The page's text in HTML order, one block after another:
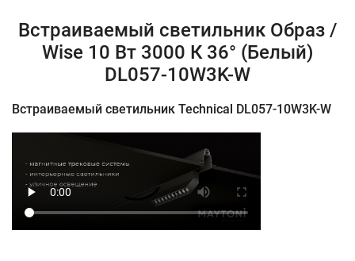
Встраиваемый светильник Образ /
Wise 10 Вт 3000 К 36° (Белый)
DL057-10W3K-W
Встраиваемый светильник Technical DL057-10W3K-W